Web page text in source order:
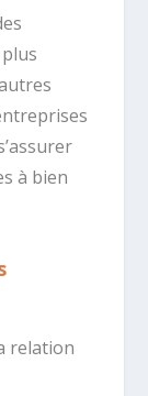
à bien
relation